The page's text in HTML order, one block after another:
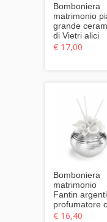
Bomboniera
matrimonio
grande
di Vietri alici
€ 17,00
Bomboniera
matrimonio
Fantin argenti
profumatore
€ 16,40